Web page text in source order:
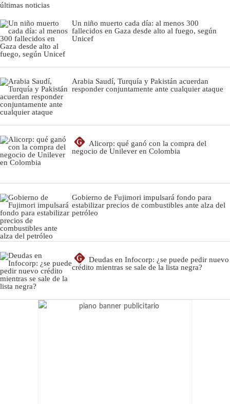
últimas noticias
Un niño muerto cada día: al menos 300
fallecidos en Gaza desde alto al fuego, según
Unicef
Arabia Saudí, Turquía y Pakistán acuerdan
responder conjuntamente ante cualquier ataque
G
Alicorp: qué ganó con la compra del
negocio de Unilever en Colombia
Gobierno de Fujimori impulsará fondo para
estabilizar precios de combustibles ante alza del
petróleo
G
Deudas en Infocorp: ¿se puede pedir nuevo
crédito mientras se sale de la lista negra?